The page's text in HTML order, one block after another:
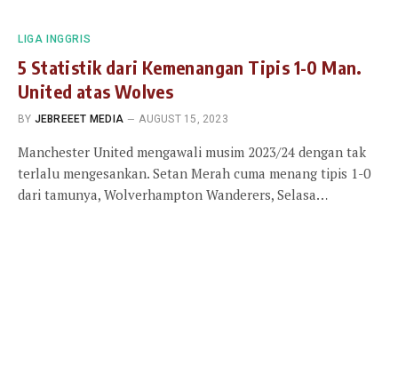
LIGA INGGRIS
5 Statistik dari Kemenangan Tipis 1-0 Man.
United atas Wolves
BY JEBREEET MEDIA AUGUST 15, 2023
Manchester United mengawali musim 2023/24 dengan tak
terlalu mengesankan. Setan Merah cuma menang tipis 1-0
dari tamunya, Wolverhampton Wanderers, Selasa…